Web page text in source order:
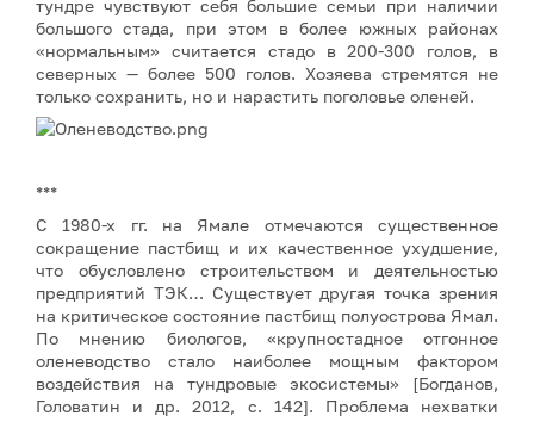
тундре чувствуют себя большие семьи при наличии
большого стада, при этом в более южных районах
«нормальным» считается стадо в 200-300 голов, в
северных — более 500 голов. Хозяева стремятся не
только сохранить, но и нарастить поголовье оленей.
***
С 1980-х гг. на Ямале отмечаются существенное
сокращение пастбищ и их качественное ухудшение,
что обусловлено строительством и деятельностью
предприятий ТЭК… Существует другая точка зрения
на критическое состояние пастбищ полуострова Ямал.
По мнению биологов, «крупностадное отгонное
оленеводство стало наиболее мощным фактором
воздействия на тундровые экосистемы» [Богданов,
Головатин и др. 2012, с. 142]. Проблема нехватки